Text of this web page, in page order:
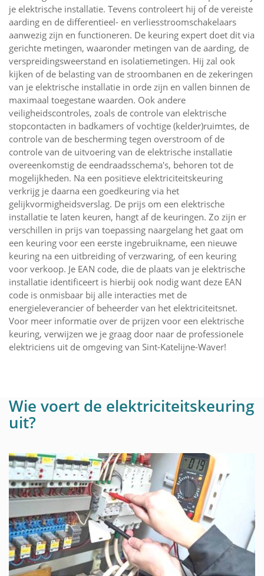
je elektrische installatie. Tevens controleert hij of de vereiste
aarding en de differentieel- en verliesstroomschakelaars
aanwezig zijn en functioneren. De keuring expert doet dit via
gerichte metingen, waaronder metingen van de aarding, de
verspreidingsweerstand en isolatiemetingen. Hij zal ook
kijken of de belasting van de stroombanen en de zekeringen
van je elektrische installatie in orde zijn en vallen binnen de
maximaal toegestane waarden. Ook andere
veiligheidscontroles, zoals de controle van elektrische
stopcontacten in badkamers of vochtige (kelder)ruimtes, de
controle van de bescherming tegen overstroom of de
controle van de uitvoering van de elektrische installatie
overeenkomstig de eendraadsschema's, behoren tot de
mogelijkheden. Na een positieve elektriciteitskeuring
verkrijg je daarna een goedkeuring via het
gelijkvormigheidsverslag. De prijs om een elektrische
installatie te laten keuren, hangt af de keuringen. Zo zijn er
verschillen in prijs van toepassing naargelang het gaat om
een keuring voor een eerste ingebruikname, een nieuwe
keuring na een uitbreiding of verzwaring, of een keuring
voor verkoop. Je EAN code, die de plaats van je elektrische
installatie identificeert is hierbij ook nodig want deze EAN
code is onmisbaar bij alle interacties met de
energieleverancier of beheerder van het elektriciteitsnet.
Voor meer informatie over de prijzen voor een elektrische
keuring, verwijzen we je graag door naar de professionele
elektriciens uit de omgeving van Sint-Katelijne-Waver!
Wie voert de elektriciteitskeuring
uit?